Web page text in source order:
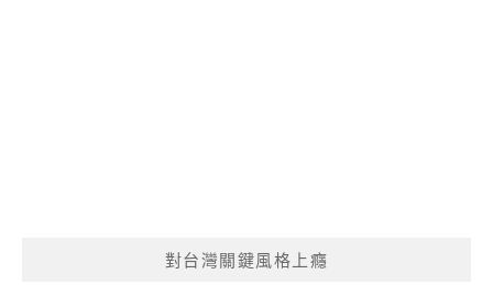
對台灣關鍵風格上癮